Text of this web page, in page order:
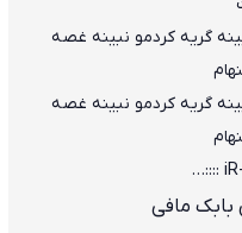
گریه کردمو نبینه غصه
گریه کردمو نبینه غصه
بابک مافی